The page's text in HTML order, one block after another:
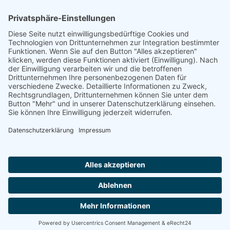
Quelle Im Gedenkbuch des Bundesarchivs
Cookie-Einstellungen Datenschutz